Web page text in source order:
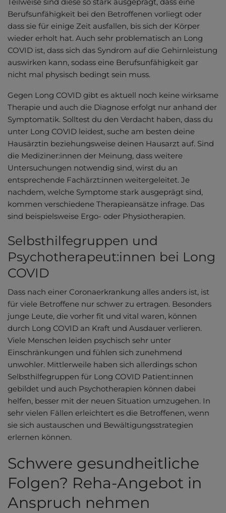
Berufsunfähigkeit bei den Betroffenen vorliegt oder
dass sie für einige Zeit ausfallen, bis sich der Körper
wieder erholt hat. Auch sehr problematisch an Long
COVID ist, dass sich das Syndrom auf die Gehirnleistung
auswirken kann, sodass eine Berufsunfähigkeit gar
nicht mal physisch bedingt sein muss.
Gegen Long COVID gibt es aktuell noch keine wirksame
Therapie und auch die Diagnose erfolgt nur anhand der
Symptomatik. Solltest du den Verdacht haben, dass du
unter Long COVID leidest, suche am besten deine
Hausärztin beziehungsweise deinen Hausarzt auf. Sind
die Mediziner:innen der Meinung, dass weitere
Untersuchungen notwendig sind, wirst du an
entsprechende Fachärzt:innen weitergeleitet. Je
nachdem, welche Symptome stark ausgeprägt sind,
kommen verschiedene Therapieansätze infrage. Das
sind beispielsweise Ergo- oder Physiotherapien.
Selbsthilfegruppen und
Psychotherapeut:innen bei Long
COVID
Dass nach einer Coronaerkrankung alles anders ist, ist
für viele Betroffene nur schwer zu ertragen. Besonders
junge Leute, die vorher fit und vital waren, können
durch Long COVID an Kraft und Ausdauer verlieren.
Viele Menschen leiden psychisch sehr unter
Einschränkungen und fühlen sich zunehmend
unwohler. Mittlerweile haben sich allerdings schon
Selbsthilfegruppen für Long COVID Patient:innen
gebildet und auch Psychotherapien können dabei
helfen, besser mit der neuen Situation umzugehen. In
sehr vielen Fällen erleichtert es die Betroffenen, wenn
sie sich austauschen und Bewältigungsstrategien
erlernen können.
Schwere gesundheitliche
Folgen? Reha-Angebot in
Anspruch nehmen